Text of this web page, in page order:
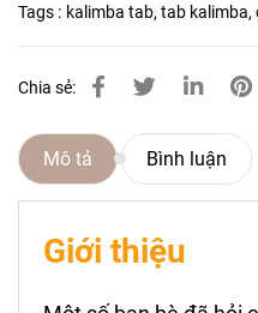
Tags : kalimba tab,tab kalimba,
Chia sẻ:
Mô tả Bình luận
Giới thiệu